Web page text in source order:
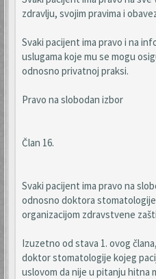
zdravlju, svojim pravima i
Svaki pacijent ima pravo i na
uslugama koje mu se mogu
odnosno privatnoj praksi.
Pravo na slobodan izbor
Član 16.
Svaki pacijent ima pravo na
odnosno doktora
organizacijom zdravstvene
Izuzetno od stava 1. ovog
doktor stomatologije kojeg
uslovom da nije u pitanju hitna